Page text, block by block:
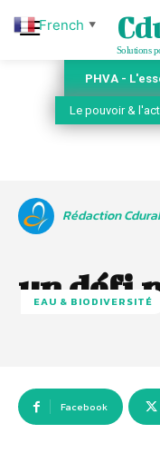
Solutions
PHVA -
Le pouvoir &
Rédaction
un défi
EAU & BIODIVERSITÉ
Facebook
French ▼